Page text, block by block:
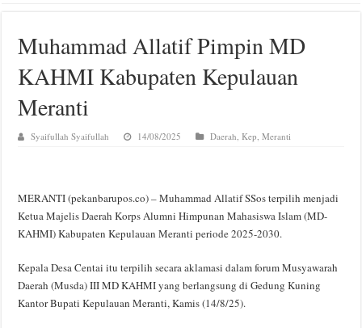
Muhammad Allatif Pimpin MD
KAHMI Kabupaten Kepulauan
Meranti
Syaifullah Syaifullah 14/08/2025 Daerah Kep, Meranti
MERANTI (pekanbarupos.co) – Muhammad Allatif SSos terpilih menjadi
Ketua Majelis Daerah Korps Alumni Himpunan Mahasiswa Islam (MD-
KAHMI) Kabupaten Kepulauan Meranti periode 2025-2030.
Kepala Desa Centai itu terpilih secara aklamasi dalam forum Musyawarah
Daerah (Musda) III MD KAHMI yang berlangsung di Gedung Kuning
Kantor Bupati Kepulauan Meranti, Kamis (14/8/25).